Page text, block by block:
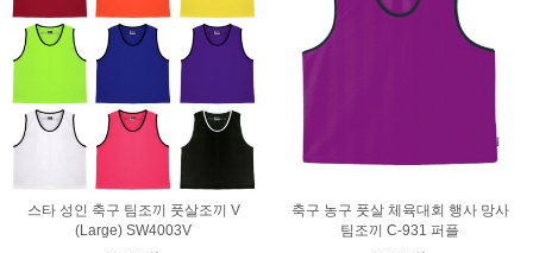
스타 성인 축구 팀조끼 풋살조끼 V
(Large) SW4003V
축구 농구 풋살 체육대회 행사 망사
팀조끼 C-931 퍼플